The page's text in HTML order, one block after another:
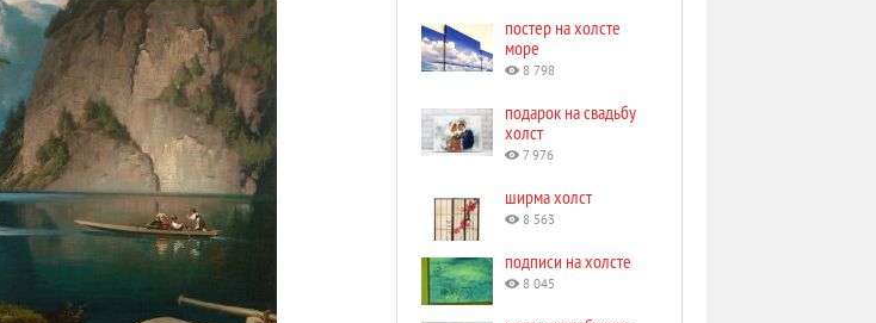
постер на холсте
море
8 798
подарок на свадьбу
холст
7 976
ширма холст
8 563
подписи на холсте
8 045